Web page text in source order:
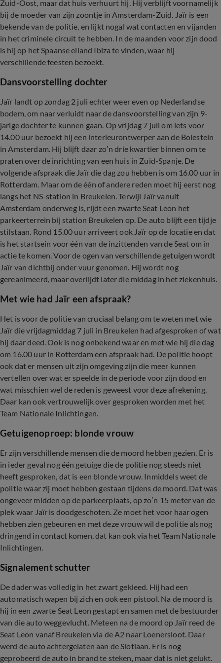
Zuid-Oost, maar dat huis verhuurt hij. Hij verblijft voornamelijk
bij de moeder van zijn zoontje in Amsterdam-Zuid. Jaïr is een
bekende van de politie, en lijkt nogal wat contacten en vijanden
in het criminele circuit te hebben. In de maanden voor zijn dood
is hij op het Spaanse eiland Ibiza te vinden, waar hij
verschillende feesten bezoekt.
Dansvoorstelling dochter
Jaïr landt op zondag 2 juli echter weer even op Nederlandse
bodem, om naar verluidt naar de dansvoorstelling van zijn 9-
jarige dochter te kunnen gaan. Op vrijdag 7 juli om iets voor
14.00 uur bezoekt hij een interieurontwerper aan de Bolestein
in Amsterdam. Hij blijft daar zo’n drie kwartier binnen om te
praten over de inrichting van een huis in Zuid-Spanje. De
volgende afspraak die Jaïr die dag zou hebben is om 16.00 uur in
Rotterdam. Maar om de één of andere reden moet hij eerst nog
langs het NS-station in Breukelen. Terwijl Jaïr vanuit
Amsterdam onderweg is, rijdt een zwarte Seat Leon het
parkeerterrein bij station Breukelen op. De auto blijft een tijdje
stilstaan. Rond 15.00 uur arriveert ook Jaïr op de locatie en dat
is het startsein voor één van de inzittenden van de Seat om in
actie te komen. Voor de ogen van verschillende getuigen wordt
Jaïr van dichtbij onder vuur genomen. Hij wordt nog
gereanimeerd, maar overlijdt later die middag in het ziekenhuis.
Met wie had Jaïr een afspraak?
Het is voor de politie van cruciaal belang om te weten met wie
Jaïr die vrijdagmiddag 7 juli in Breukelen had afgesproken of wat
hij daar deed. Ook is nog onbekend waar en met wie hij die dag
om 16.00 uur in Rotterdam een afspraak had. De politie hoopt
ook dat er mensen uit zijn omgeving zijn die meer kunnen
vertellen over wat er speelde in de periode voor zijn dood en
wat misschien wel de reden is geweest voor deze afrekening.
Daar kan ook vertrouwelijk over gesproken worden met het
Team Nationale Inlichtingen.
Getuigenoproep: blonde vrouw
Er zijn verschillende mensen die de moord hebben gezien. Er is
in ieder geval nog één getuige die de politie nog steeds niet
heeft gesproken, dat is een blonde vrouw. Inmiddels weet de
politie waar zij moet hebben gestaan tijdens de moord. Dat was
ongeveer midden op de parkeerplaats, op zo’n 15 meter van de
plek waar Jaïr is doodgeschoten. Ze moet het voor haar ogen
hebben zien gebeuren en met deze vrouw wil de politie alsnog
dringend in contact komen, dat kan ook via het Team Nationale
Inlichtingen.
Signalement schutter
De dader was volledig in het zwart gekleed. Hij had een
automatisch wapen bij zich en ook een pistool. Na de moord is
hij in een zwarte Seat Leon gestapt en samen met de bestuurder
van die auto weggevlucht. Meteen na de moord op Jaïr reed de
Seat Leon vanaf Breukelen via de A2 naar Loenersloot. Daar
werd de auto achtergelaten aan de Slotlaan. Er is nog
geprobeerd de auto in brand te steken, maar dat is niet gelukt.